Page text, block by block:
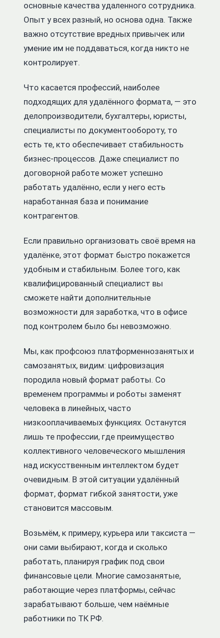
основные качества удаленного сотрудника.
Опыт у всех разный, но основа одна. Также
важно отсутствие вредных привычек или
умение им не поддаваться, когда никто не
контролирует.
Что касается профессий, наиболее
подходящих для удалённого формата, — это
делопроизводители, бухгалтеры, юристы,
специалисты по документообороту, то
есть те, кто обеспечивает стабильность
бизнес-процессов. Даже специалист по
договорной работе может успешно
работать удалённо, если у него есть
наработанная база и понимание
контрагентов.
Если правильно организовать своё время на
удалёнке, этот формат быстро покажется
удобным и стабильным. Более того, как
квалифицированный специалист вы
сможете найти дополнительные
возможности для заработка, что в офисе
под контролем было бы невозможно.
Мы, как профсоюз платформеннозанятых и
самозанятых, видим: цифровизация
породила новый формат работы. Со
временем программы и роботы заменят
человека в линейных, часто
низкооплачиваемых функциях. Останутся
лишь те профессии, где преимущество
коллективного человеческого мышления
над искусственным интеллектом будет
очевидным. В этой ситуации удалённый
формат, формат гибкой занятости, уже
становится массовым.
Возьмём, к примеру, курьера или таксиста —
они сами выбирают, когда и сколько
работать, планируя график под свои
финансовые цели. Многие самозанятые,
работающие через платформы, сейчас
зарабатывают больше, чем наёмные
работники по ТК РФ.